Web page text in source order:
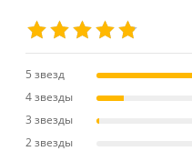
5 звезд
4 звезды
3 звезды
2 звезды